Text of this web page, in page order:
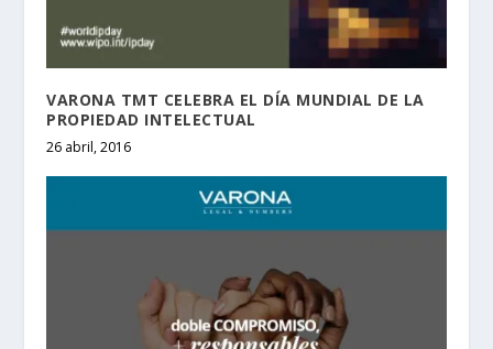
VARONA TMT CELEBRA EL DÍA MUNDIAL DE LA
PROPIEDAD INTELECTUAL
26 abril, 2016